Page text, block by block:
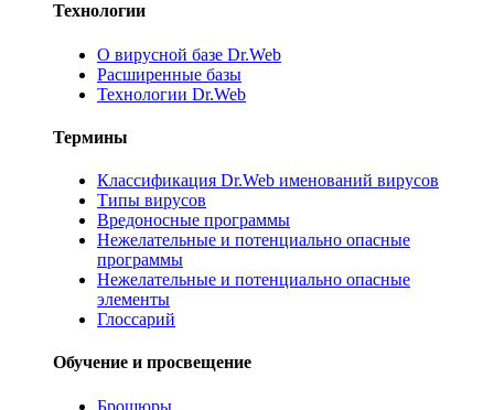
Технологии
О вирусной базе Dr.Web
Расширенные базы
Технологии Dr.Web
Термины
Классификация Dr.Web именований вирусов
Типы вирусов
Вредоносные программы
Нежелательные и потенциально опасные
программы
Нежелательные и потенциально опасные
элементы
Глоссарий
Обучение и просвещение
Брошюры